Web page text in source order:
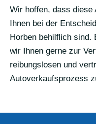
Wir hoffen, dass diese
Ihnen bei der
Horben behilflich sind.
wir Ihnen gerne zur
reibungslosen und
Autoverkaufsprozess